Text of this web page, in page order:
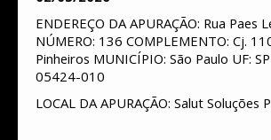
ENDEREÇO DA APURAÇÃO: Rua Paes
NÚMERO: 136 COMPLEMENTO: Cj.
Pinheiros MUNICÍPIO: São Paulo UF: SP
05424-010
LOCAL DA APURAÇÃO: Salut Soluções